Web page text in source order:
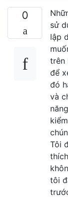
0
sử
lập
trên
để
đó
và
Tôi
tôi